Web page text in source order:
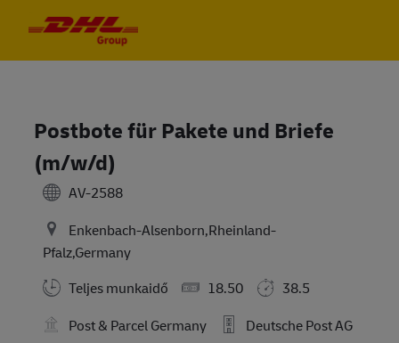
Postbote für Pakete und Briefe
(m/w/d)
AV-2588
Enkenbach-Alsenborn,Rheinland-
Pfalz,Germany
Teljes munkaidő
18.50
38.5
Post & Parcel Germany
Deutsche Post AG